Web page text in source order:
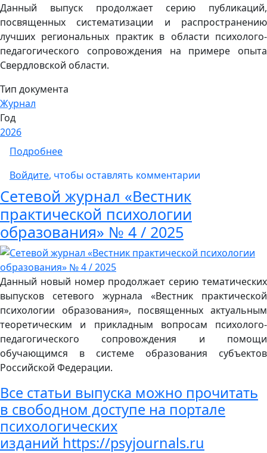
Данный выпуск продолжает серию публикаций,
посвященных систематизации и распространению
лучших региональных практик в области психолого-
педагогического сопровождения на примере опыта
Свердловской области.
Тип документа
Журнал
Год
2026
Подробнеео Сетевой журнал «Вестник
Войдите, чтобы оставлять комментарии
Сетевой журнал «Вестник
практической психологии
образования» № 4 / 2025
Данный новый номер продолжает серию тематических
выпусков сетевого журнала «Вестник практической
психологии образования», посвященных актуальным
теоретическим и прикладным вопросам психолого-
педагогического сопровождения и помощи
обучающимся в системе образования субъектов
Российской Федерации.
Все статьи выпуска можно прочитать
в свободном доступе на портале
психологических
изданий https://psyjournals.ru